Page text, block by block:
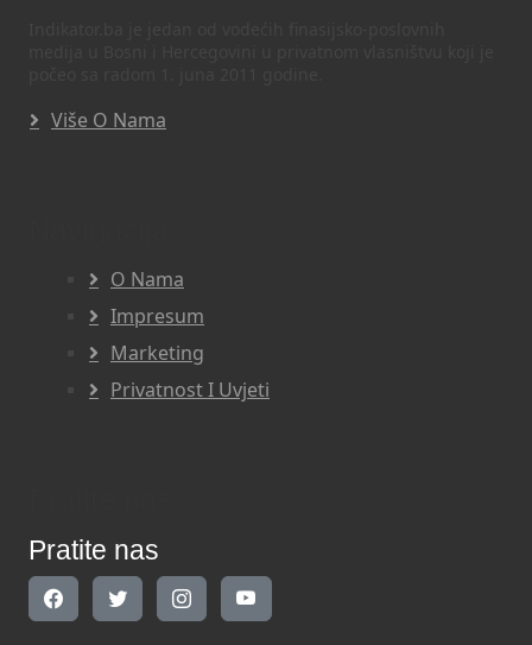
Više O Nama
O Nama
Impresum
Marketing
Privatnost I Uvjeti
Pratite nas